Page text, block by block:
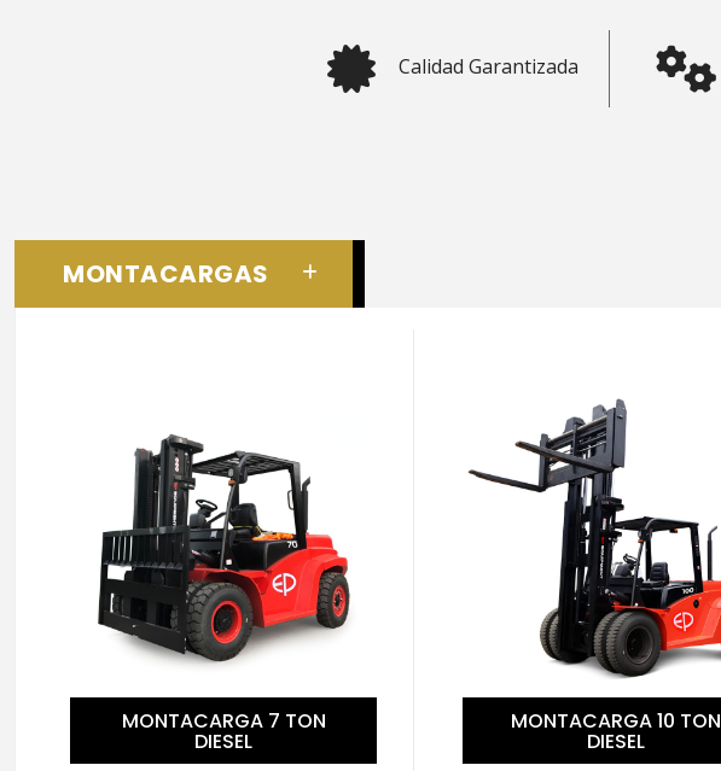
Calidad Garantizada
MONTACARGAS
MONTACARGA 10 TON
DIESEL
MONTACARGA 2.5 TON
DUAL